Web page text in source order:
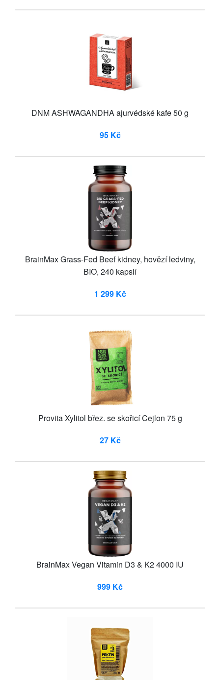
DNM ASHWAGANDHA ajurvédské kafe 50 g
95 Kč
BrainMax Grass-Fed Beef kidney, hovězí ledviny,
BIO, 240 kapslí
1 299 Kč
Provita Xylitol břez. se skořicí Cejlon 75 g
27 Kč
BrainMax Vegan Vitamin D3 & K2 4000 IU
999 Kč